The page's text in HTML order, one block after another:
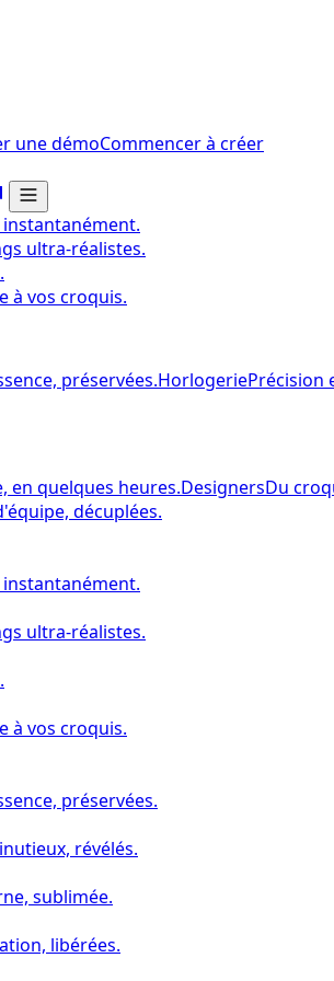
une démoCommencer à créer
ultra-réalistes.
à vos croquis.
préservées.HorlogeriePrécision
en quelques heures.DesignersDu
décuplées.
ultra-réalistes.
à vos croquis.
préservées.
révélés.
sublimée.
libérées.